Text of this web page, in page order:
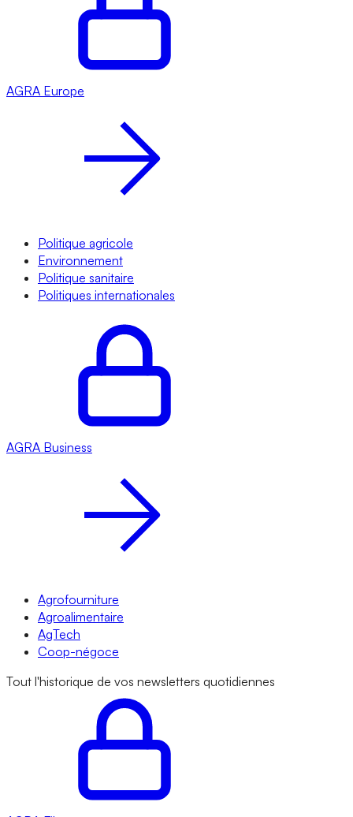
AGRA Europe
Politique agricole
Environnement
Politique sanitaire
Politiques internationales
AGRA Business
Agrofourniture
Agroalimentaire
AgTech
Coop-négoce
Tout l'historique de vos newsletters quotidiennes